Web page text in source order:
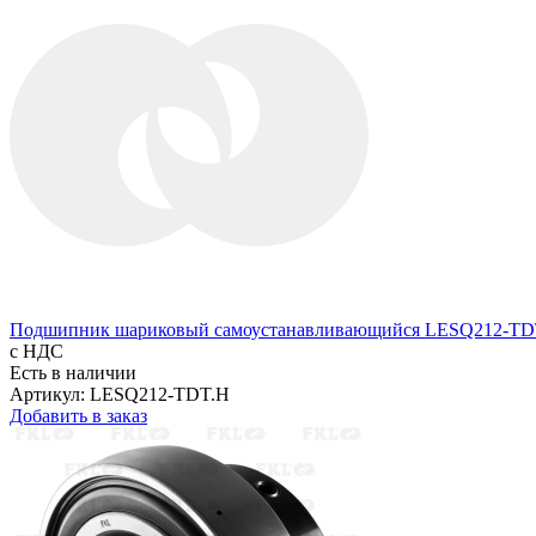
Подшипник шариковый самоустанавливающийся LESQ212-
с НДС
Есть в наличии
Артикул: LESQ212-TDT.H
Добавить в заказ